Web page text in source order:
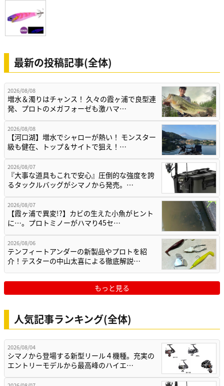
最新の投稿記事(全体)
2026/08/08
増水＆濁りはチャンス！ 久々の霞ヶ浦で良型連
発、プロトのメガフォーゼも激ハマ…
2026/08/08
【河口湖】増水でシャローが熱い！ モンスター
級も健在、トップ＆サイトで狙え！…
2026/08/07
『大事な道具もこれで安心』圧倒的な強度を誇
るタックルバッグがシマノから発売。…
2026/08/07
【霞ヶ浦で異変!?】カビの生えた小魚がヒント
に…。プロトミノーがハマり45セ…
2026/08/06
テンフィートアンダーの新製品やプロトを紹
介！テスターの中山太喜による徹底解説…
もっと見る
人気記事ランキング(全体)
2026/08/04
シマノから登場する新型リール４機種。充実の
エントリーモデルから最高峰のハイエ…